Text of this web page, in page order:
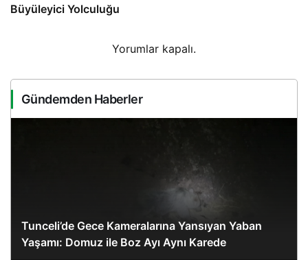
Büyüleyici Yolculuğu
Yorumlar kapalı.
Gündemden Haberler
Tunceli’de Gece Kameralarına Yansıyan Yaban
Yaşamı: Domuz ile Boz Ayı Aynı Karede